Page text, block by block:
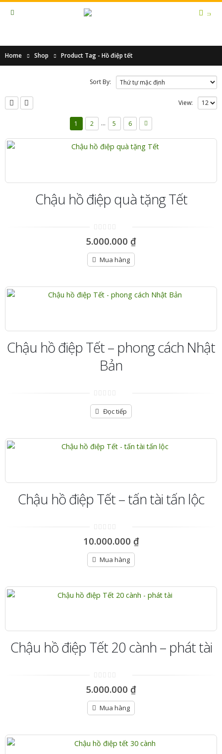
Home Shop Product Tag - Hồ điệp tết
Sort By:
View:
1 2 … 5 6
Chậu hồ điệp quà tặng Tết
0
out
5
5.000.000 ₫
Mua hàng
Chậu hồ điệp Tết – phong cách Nhật
Bản
0
out
of
Đọc tiếp
Chậu hồ điệp Tết – tấn tài tấn lộc
0
out
5
10.000.000 ₫
Mua hàng
Chậu hồ điệp Tết 20 cành – phát tài
0
out
5
5.000.000 ₫
Mua hàng